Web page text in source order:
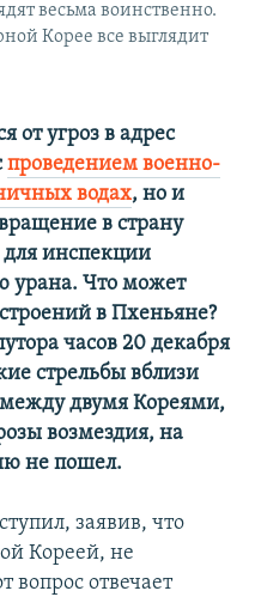
весьма воинственно.
Корее все выглядит
от угроз в адрес
проведением военно-
водах, но и
в страну
инспекции
урана. Что может
в Пхеньяне?
часов 20 декабря
стрельбы вблизи
двумя Кореями,
возмездия, на
не пошел.
заявив, что
Кореей, не
вопрос отвечает